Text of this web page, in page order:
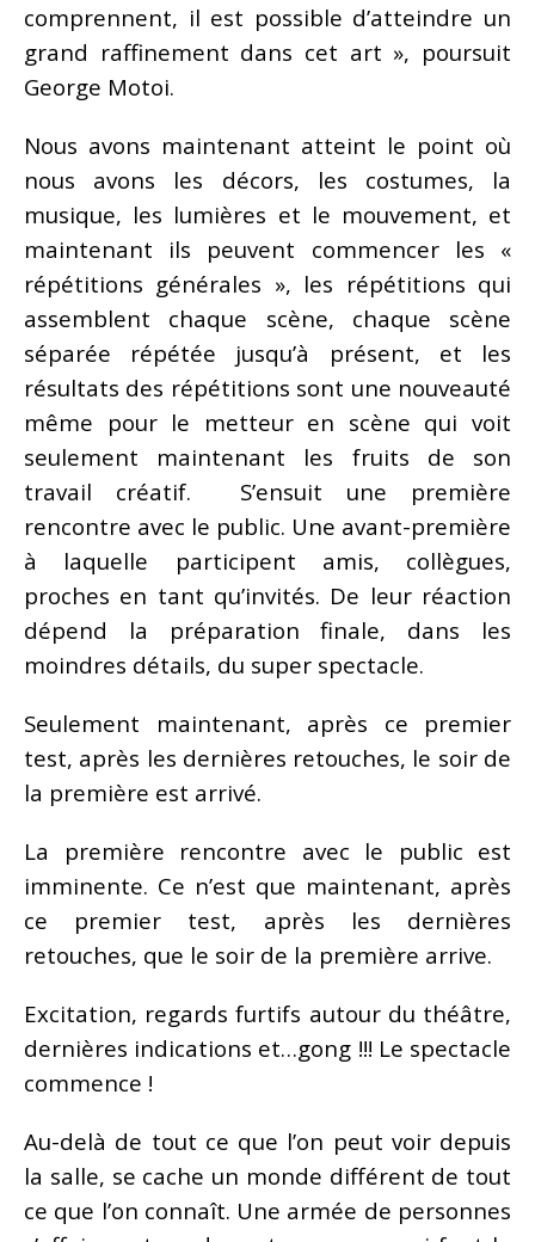
comprennent, il est possible d’atteindre un
grand raffinement dans cet art », poursuit
George Motoi.
Nous avons maintenant atteint le point où
nous avons les décors, les costumes, la
musique, les lumières et le mouvement, et
maintenant ils peuvent commencer les «
répétitions générales », les répétitions qui
assemblent chaque scène, chaque scène
séparée répétée jusqu’à présent, et les
résultats des répétitions sont une nouveauté
même pour le metteur en scène qui voit
seulement maintenant les fruits de son
travail créatif. S’ensuit une première
rencontre avec le public. Une avant-première
à laquelle participent amis, collègues,
proches en tant qu’invités. De leur réaction
dépend la préparation finale, dans les
moindres détails, du super spectacle.
Seulement maintenant, après ce premier
test, après les dernières retouches, le soir de
la première est arrivé.
La première rencontre avec le public est
imminente. Ce n’est que maintenant, après
ce premier test, après les dernières
retouches, que le soir de la première arrive.
Excitation, regards furtifs autour du théâtre,
dernières indications et…gong !!! Le spectacle
commence !
Au-delà de tout ce que l’on peut voir depuis
la salle, se cache un monde différent de tout
ce que l’on connaît. Une armée de personnes